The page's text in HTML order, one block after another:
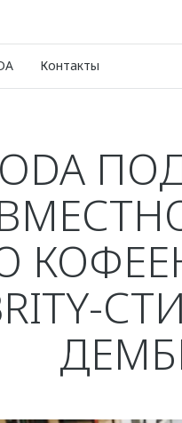
Контакты
КОФЕЕН